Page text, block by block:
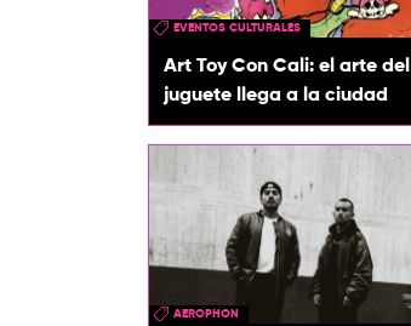
EVENTOS CULTURALES
Art Toy Con Cali: el arte del
juguete llega a la ciudad
AEROPHON